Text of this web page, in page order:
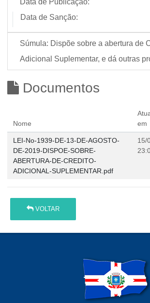
Data de Publicação:
Data de Sanção:
Súmula: Dispõe sobre a abertura de
Adicional Suplementar, e dá outras
Documentos
Nome
em
LEI-No-1939-DE-13-DE-AGOSTO-
DE-2019-DISPOE-SOBRE-
ABERTURA-DE-CREDITO-
ADICIONAL-SUPLEMENTAR.pdf
15/
VOLTAR